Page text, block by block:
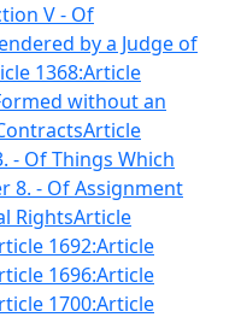
V - Of
by a Judge of
1368:Article
without an
Article
- Of Things Which
8. - Of Assignment
RightsArticle
1692:Article
1696:Article
1700:Article